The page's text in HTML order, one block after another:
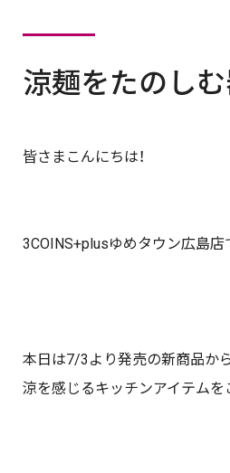
涼麺をたのし
皆さまこんにちは！
3COINS+plusゆめタウン広島店
本日は7/3より発売の新商品か
涼を感じるキッチンアイテム